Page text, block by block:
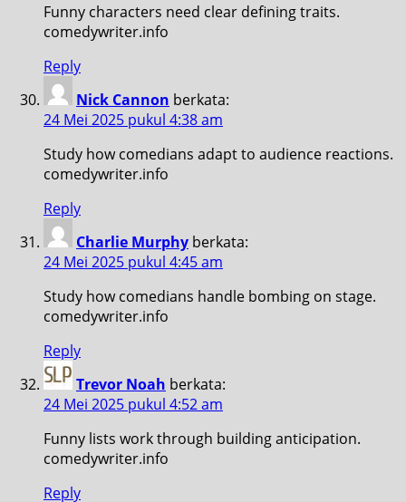
Funny characters need clear defining traits.
comedywriter.info
Reply
Nick Cannon berkata:
24 Mei 2025 pukul 4:38 am
Study how comedians adapt to audience reactions.
comedywriter.info
Reply
Charlie Murphy berkata:
24 Mei 2025 pukul 4:45 am
Study how comedians handle bombing on stage.
comedywriter.info
Reply
Trevor Noah berkata:
24 Mei 2025 pukul 4:52 am
Funny lists work through building anticipation.
comedywriter.info
Reply